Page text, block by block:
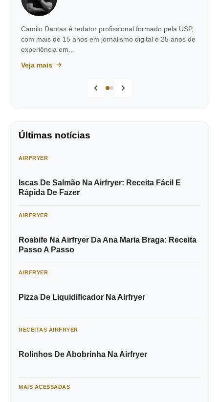
Camilo Dantas é redator profissional formado pela USP,
com mais de 15 anos em jornalismo digital e 25 anos de
experiência em…
Veja mais
Últimas notícias
AIRFRYER
Iscas De Salmão Na Airfryer: Receita Fácil E
Rápida De Fazer
AIRFRYER
Rosbife Na Airfryer Da Ana Maria Braga: Receita
Passo A Passo
AIRFRYER
Pizza De Liquidificador Na Airfryer
RECEITAS AIRFRYER
Rolinhos De Abobrinha Na Airfryer
MAIS ACESSADAS